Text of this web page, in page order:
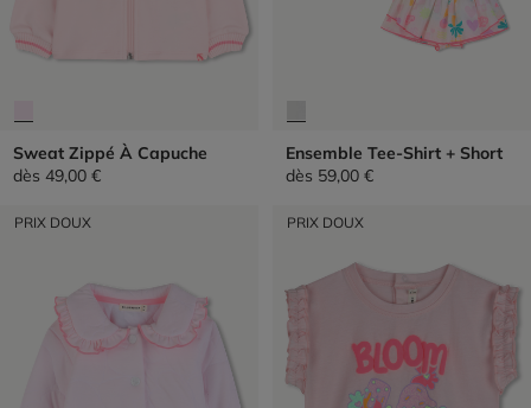
Sweat Zippé À Capuche
dès 49,00 €
Ensemble Tee-Shirt + Short
dès 59,00 €
PRIX DOUX PRIX DOUX